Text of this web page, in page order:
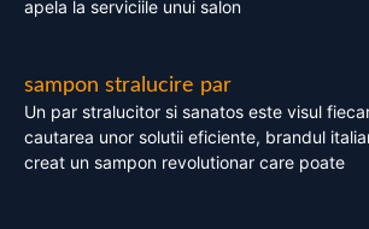
apela la serviciile unui salon
sampon stralucire par
Un par stralucitor si sanatos este visul
cautarea unor solutii eficiente, brandul
creat un sampon revolutionar care poate